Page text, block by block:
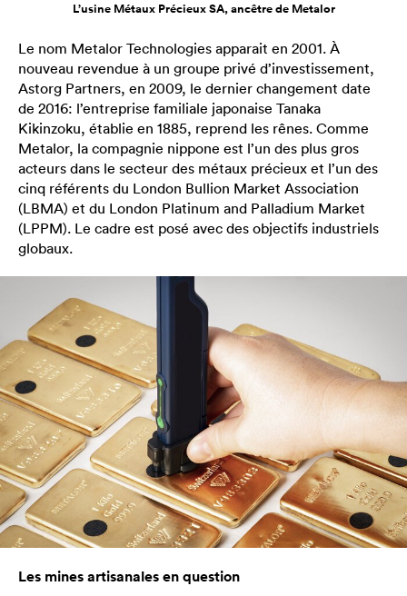
L’usine Métaux Précieux SA, ancêtre de Metalor
Le nom Metalor Technologies apparait en 2001. À
nouveau revendue à un groupe privé d’investissement,
Astorg Partners, en 2009, le dernier changement date
de 2016: l’entreprise familiale japonaise Tanaka
Kikinzoku, établie en 1885, reprend les rênes. Comme
Metalor, la compagnie nippone est l’un des plus gros
acteurs dans le secteur des métaux précieux et l’un des
cinq référents du London Bullion Market Association
(LBMA) et du London Platinum and Palladium Market
(LPPM). Le cadre est posé avec des objectifs industriels
globaux.
Les mines artisanales en question